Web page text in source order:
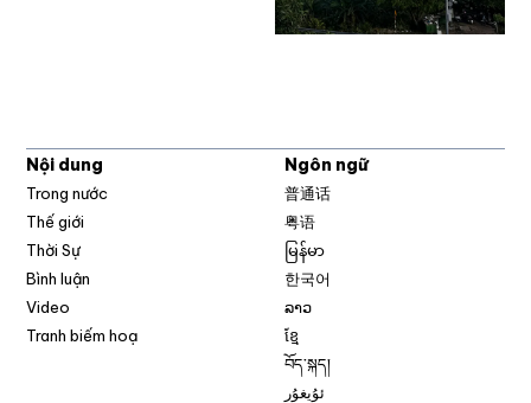
Nội dung
Trong nước
Thế giới
Thời Sự
Bình luận
Video
Tranh biếm hoạ
Ngôn ngữ
普通话
粤语
မြန်မာ
한국어
ລາວ
ខ្មែ
བོད་སྐད།
ئۇيغۇر